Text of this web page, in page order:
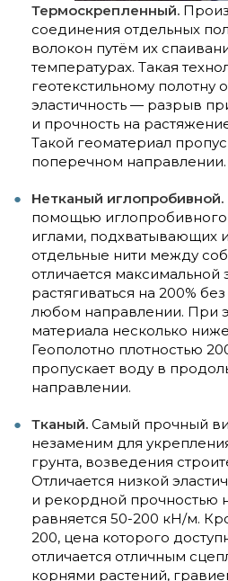
Термоскрепленный.
соединения отдельных
волокон путём их
температурах. Такая
геотекстильному полотну
эластичность — разрыв
и прочность на
Такой геоматериал
поперечном направлении.
Нетканый иглопробивной.
помощью иглопробивного
иглами, подхватывающих
отдельные нити между
отличается максимальной
растягиваться на 200%
любом направлении. При
материала несколько
Геополотно плотностью
пропускает воду в
направлении.
Тканый. Самый прочный
незаменим для
грунта, возведения
Отличается низкой
и рекордной прочностью
равняется 50-200 кН/м.
200, цена которого
отличается отличным
корнями растений,